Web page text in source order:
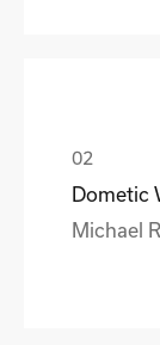
Dometic
Michael